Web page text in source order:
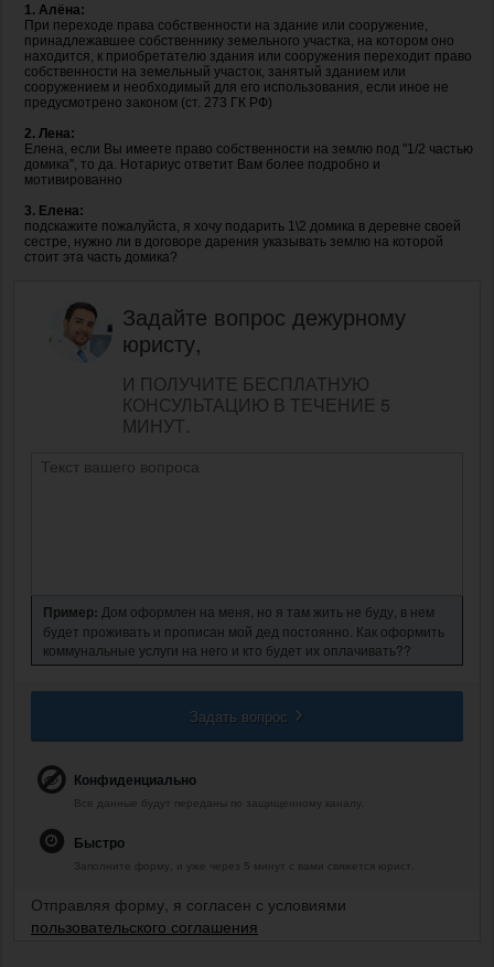
1. Алёна:
При переходе права собственности на здание или сооружение,
принадлежавшее собственнику земельного участка, на котором оно
находится, к приобретателю здания или сооружения переходит право
собственности на земельный участок, занятый зданием или
сооружением и необходимый для его использования, если иное не
предусмотрено законом (ст. 273 ГК РФ)
2. Лена:
Елена, если Вы имеете право собственности на землю под "1/2 частью
домика", то да. Нотариус ответит Вам более подробно и
мотивированно
3. Елена:
подскажите пожалуйста, я хочу подарить 1\2 домика в деревне своей
сестре, нужно ли в договоре дарения указывать землю на которой
стоит эта часть домика?
Задайте вопрос дежурному
юристу,
И ПОЛУЧИТЕ БЕСПЛАТНУЮ
КОНСУЛЬТАЦИЮ В ТЕЧЕНИЕ 5
МИНУТ.
Пример: Дом оформлен на меня, но я там жить не буду, в нем
будет проживать и прописан мой дед постоянно. Как оформить
коммунальные услуги на него и кто будет их оплачивать??
Задать вопрос
Конфиденциально
Все данные будут переданы по защищенному каналу.
Быстро
Заполните форму, и уже через 5 минут с вами свяжется юрист.
Отправляя форму, я согласен с условиями
пользовательского соглашения